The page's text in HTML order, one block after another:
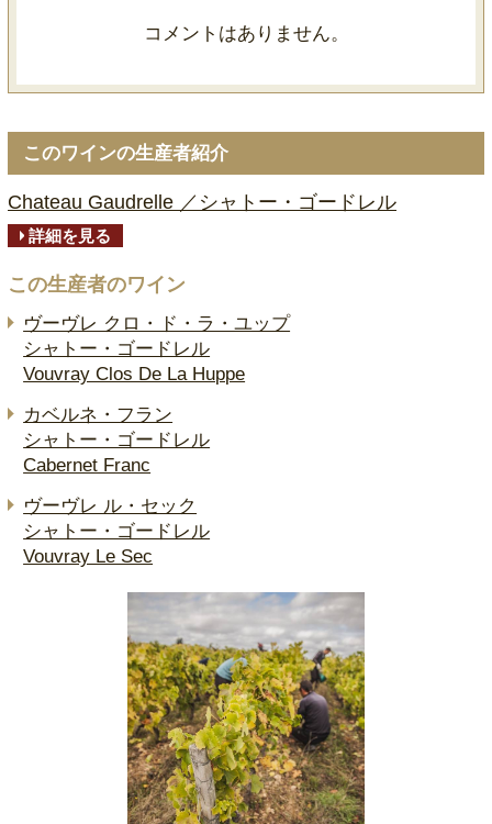
コメントはありません。
このワインの生産者紹介
Chateau Gaudrelle ／シャトー・ゴードレル
詳細を見る
この生産者のワイン
ヴーヴレ クロ・ド・ラ・ユップ
シャトー・ゴードレル
Vouvray Clos De La Huppe
カベルネ・フラン
シャトー・ゴードレル
Cabernet Franc
ヴーヴレ ル・セック
シャトー・ゴードレル
Vouvray Le Sec